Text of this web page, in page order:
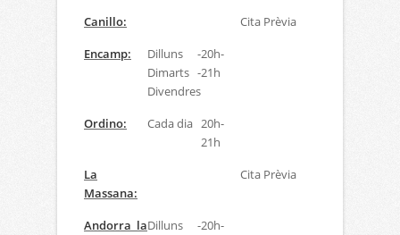
Canillo:
Cita Prèvia
Encamp:
Dilluns -
Dimarts -
Divendres
20h-
21h
Ordino: Cada dia 20h-
21h
La
Massana:
Cita Prèvia
Andorra laDilluns -20h-